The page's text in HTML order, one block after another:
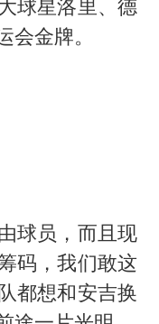
球星洛里、德
金牌。
球员，而且现
码，我们敢这
都想和安吉换